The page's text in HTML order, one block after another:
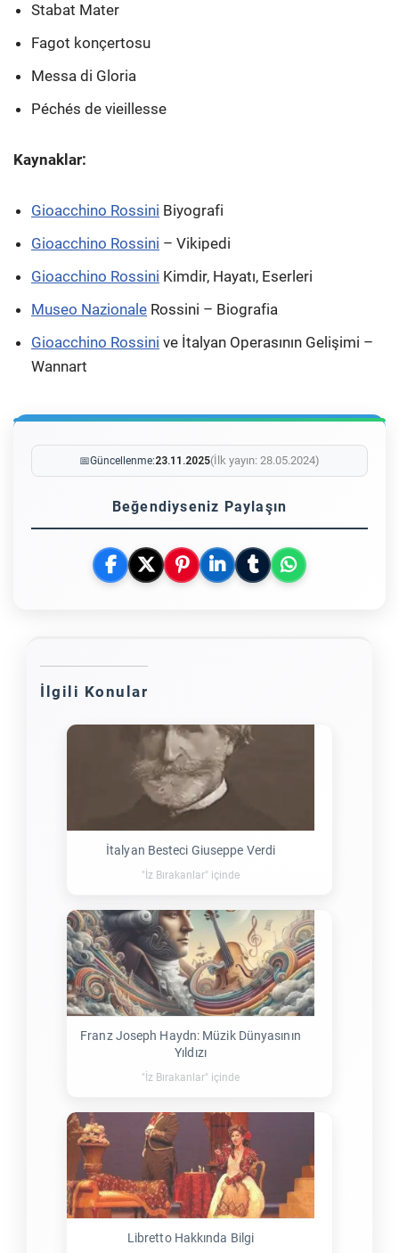
Stabat Mater
Fagot konçertosu
Messa di Gloria
Péchés de vieillesse
Kaynaklar:
Gioacchino Rossini Biyografi
Gioacchino Rossini – Vikipedi
Gioacchino Rossini Kimdir, Hayatı, Eserleri
Museo Nazionale Rossini – Biografia
Gioacchino Rossini ve İtalyan Operasının Gelişimi –
Wannart
📅Güncellenme:23.11.2025(İlk yayın: 28.05.2024)
Beğendiyseniz Paylaşın
İlgili Konular
İtalyan Besteci Giuseppe Verdi
"İz Bırakanlar" içinde
Franz Joseph Haydn: Müzik Dünyasının
Yıldızı
"İz Bırakanlar" içinde
Libretto Hakkında Bilgi